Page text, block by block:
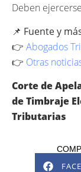
Deben ejercerse
📌 Fuente y
👉 Abogados
👉 Otras
Corte de
de Timbraje
Tributarias